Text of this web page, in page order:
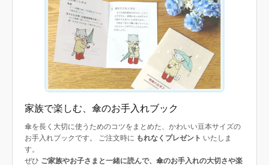
家族で楽しむ、傘のお手入れブック
傘を長く大切に使うためのコツをまとめた、かわいい豆本サイズの
お手入れブックです。 ご注文時に もれなくプレゼント いたしま
す。
ぜひ ご家族やお子さまと一緒に読んで、傘のお手入れの大切さや楽